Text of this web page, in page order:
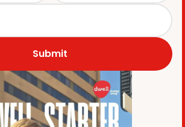
Submit